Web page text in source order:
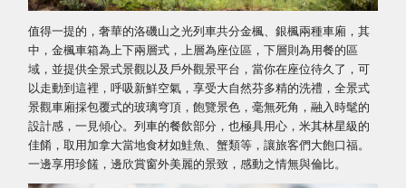
值得一提的，奢華的洛磯山之光列車共分金楓、銀楓兩種車廂，其
中，金楓車箱為上下兩層式，上層為座位區，下層則為用餐的區
域，並提供全景式景觀以及戶外觀景平台，當你在座位待久了，可
以走動到這裡，呼吸新鮮空氣，享受大自然芬多精的洗禮，全景式
景觀車廂採包覆式的玻璃穹頂，飽覽景色，毫無死角，融入時髦的
設計感，一見傾心。列車的餐飲部分，也極具用心，米其林星級的
佳餚，取用加拿大當地食材如鮭魚、蟹類等，讓旅客們大飽口福。
一邊享用珍饈，邊欣賞窗外美麗的景致，感動之情無與倫比。